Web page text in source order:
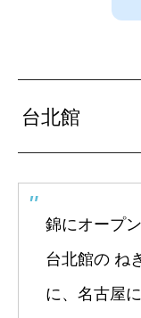
台北館
錦にオープ
台北館の ね
に、名古屋